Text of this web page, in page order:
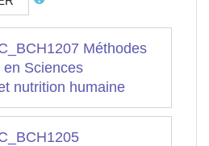
Méthodes
Sciences
nutrition humaine